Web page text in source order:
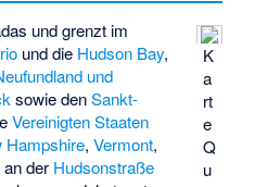
K
a
rt
e
Q
u
und grenzt im
und die Hudson Bay,
und
sowie denSankt-
Vereinigten Staaten
Hampshire,Vermont,
der Hudsonstraße